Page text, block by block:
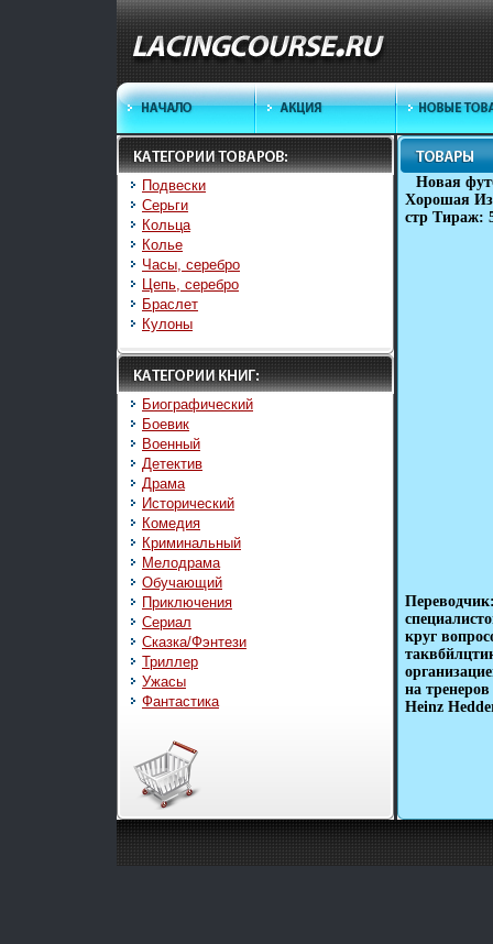
Подвески
Серьги
Кольца
Колье
Часы, серебро
Цепь, серебро
Браслет
Кулоны
Биографический
Боевик
Военный
Детектив
Драма
Исторический
Комедия
Криминальный
Мелодрама
Обучающий
Приключения
Сериал
Сказка/Фэнтези
Триллер
Ужасы
Фантастика
Новая
Хорошая
стр Тираж:
круг
на
Heinz